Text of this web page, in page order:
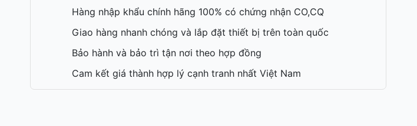
Hàng nhập khẩu chính hãng 100% có chứng nhận CO,CQ
Giao hàng nhanh chóng và lắp đặt thiết bị trên toàn quốc
Bảo hành và bảo trì tận nơi theo hợp đồng
Cam kết giá thành hợp lý cạnh tranh nhất Việt Nam